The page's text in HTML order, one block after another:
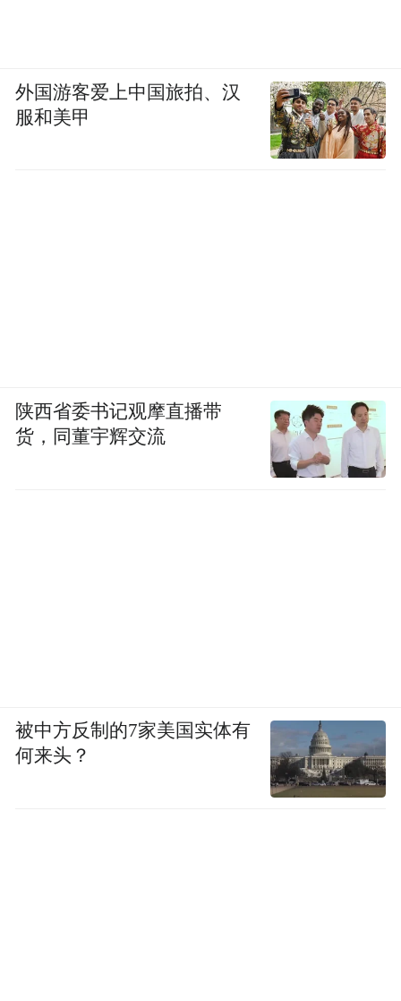
外国游客爱上中国旅拍、汉
服和美甲
陕西省委书记观摩直播带
货，同董宇辉交流
被中方反制的7家美国实体有
何来头？